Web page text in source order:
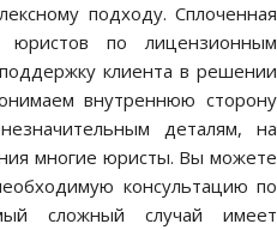
подходу. Сплоченная
юристов по лицензионным
клиента в решении
внутреннюю сторону
деталям, на
многие юристы. Вы можете
консультацию по
сложный случай имеет